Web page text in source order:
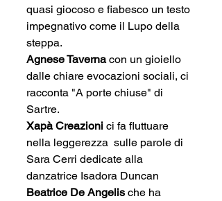
quasi giocoso e fiabesco un testo
impegnativo come il Lupo della
steppa.
Agnese Taverna con un gioiello
dalle chiare evocazioni sociali, ci
racconta "A porte chiuse" di
Sartre.
Xapà Creazioni ci fa fluttuare
nella leggerezza  sulle parole di
Sara Cerri dedicate alla
danzatrice Isadora Duncan
Beatrice De Angelis che ha